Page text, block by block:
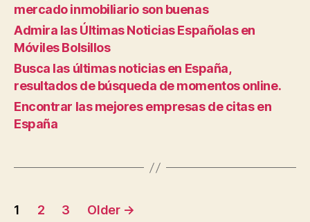
mercado inmobiliario son buenas
Admira las Últimas Noticias Españolas en
Móviles Bolsillos
Busca las últimas noticias en España,
resultados de búsqueda de momentos online.
Encontrar las mejores empresas de citas en
España
Posts
1 2 3 Older →